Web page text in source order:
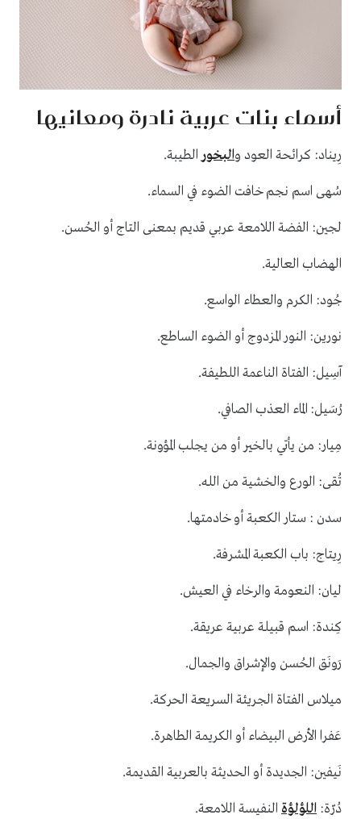
أسماء بنات عربية نادرة ومعانيها
رِيناد: كرائحة العود والبخور الطيبة.
سُهى اسم نجم خافت الضوء في السماء.
لجين: الفضة اللامعة عربي قديم بمعنى التاج أو الحُسن.
الهضاب العالية.
جُود: الكرم والعطاء الواسع.
نورين: النور المزدوج أو الضوء الساطع.
آسِيل: الفتاة الناعمة اللطيفة.
رُسَيل: الماء العذب الصافي.
مِيار: من يأتي بالخير أو من يجلب المؤونة.
تُقى: الورع والخشية من الله.
سدن : ستار الكعبة أو خادمتها.
رِيتاج: باب الكعبة المشرفة.
ليان: النعومة والرخاء في العيش.
كِندة: اسم قبيلة عربية عريقة.
رَونَق الحُسن والإشراق والجمال.
ميلاس الفتاة الجريئة السريعة الحركة.
عَفرا الأرض البيضاء أو الكريمة الطاهرة.
نَيفين: الجديدة أو الحديثة بالعربية القديمة.
دُرّة: اللؤلؤة النفيسة اللامعة.